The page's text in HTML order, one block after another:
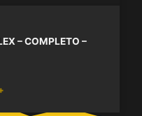
– COMPLETO –